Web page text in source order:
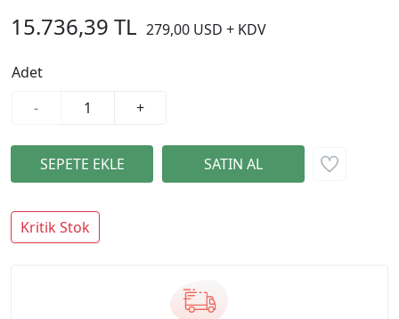
15.736,39 TL 279,00 USD + KDV
Adet
-
+
Kritik Stok